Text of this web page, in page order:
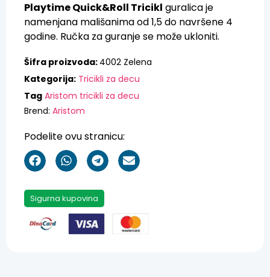
Playtime Quick&Roll Tricikl guralica je
namenjana mališanima od 1,5 do navršene 4
godine. Ručka za guranje se može ukloniti.
Šifra proizvoda: 4002 Zelena
Kategorija: Tricikli za decu
Tag Aristom tricikli za decu
Brend: Aristom
Podelite ovu stranicu:
Sigurna kupovina